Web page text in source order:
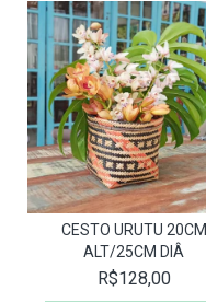
CESTO URUTU 20CM
ALT/25CM DIÂ
R$128,00